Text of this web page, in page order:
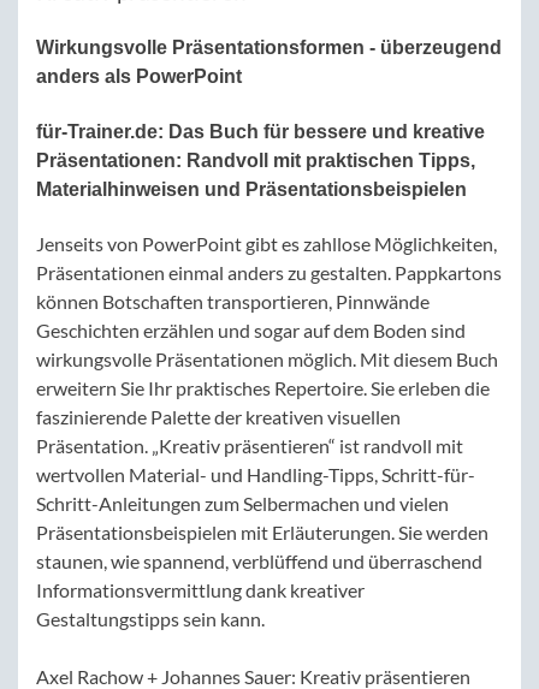
Wirkungsvolle Präsentationsformen - überzeugend
anders als PowerPoint
für-Trainer.de: Das Buch für bessere und kreative
Präsentationen: Randvoll mit praktischen Tipps,
Materialhinweisen und Präsentationsbeispielen
Jenseits von PowerPoint gibt es zahllose Möglichkeiten,
Präsentationen einmal anders zu gestalten. Pappkartons
können Botschaften transportieren, Pinnwände
Geschichten erzählen und sogar auf dem Boden sind
wirkungsvolle Präsentationen möglich. Mit diesem Buch
erweitern Sie Ihr praktisches Repertoire. Sie erleben die
faszinierende Palette der kreativen visuellen
Präsentation. „Kreativ präsentieren“ ist randvoll mit
wertvollen Material- und Handling-Tipps, Schritt-für-
Schritt-Anleitungen zum Selbermachen und vielen
Präsentationsbeispielen mit Erläuterungen. Sie werden
staunen, wie spannend, verblüffend und überraschend
Informationsvermittlung dank kreativer
Gestaltungstipps sein kann.
Axel Rachow + Johannes Sauer: Kreativ präsentieren